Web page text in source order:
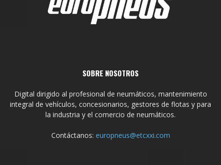
SOBRE NOSOTROS
Digital dirigido al profesional de neumáticos, mantenimiento
integral de vehículos, concesionarios, gestores de flotas y para
la industria y el comercio de neumáticos.
Contáctanos: europneus@etcxxi.com